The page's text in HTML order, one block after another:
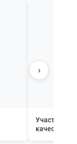
Участник
качества
›